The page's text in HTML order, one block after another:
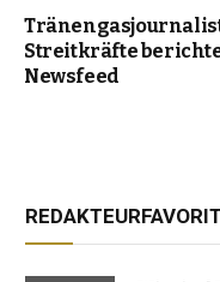
Streitkräfte
Newsfeed